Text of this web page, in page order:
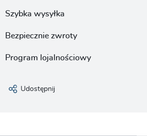
Szybka wysyłka
Bezpiecznie zwroty
Program lojalnościowy
Udostępnij